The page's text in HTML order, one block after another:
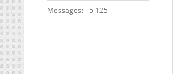
Messages 5 125